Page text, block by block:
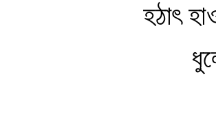
হঠাৎ হাওয়ায়
ধুলোর